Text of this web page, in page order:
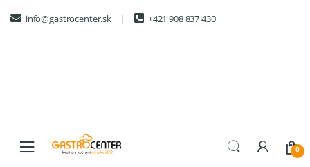
navigation
content
info@gastrocenter.sk +421 908 837 430
0